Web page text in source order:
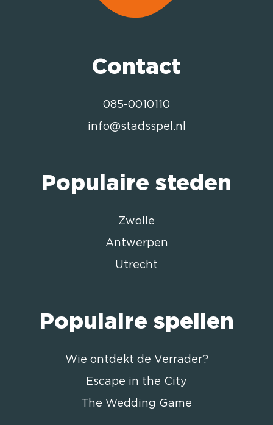
Contact
085-0010110
info@stadsspel.nl
Populaire steden
Zwolle
Antwerpen
Utrecht
Populaire spellen
Wie ontdekt de Verrader?
Escape in the City
The Wedding Game